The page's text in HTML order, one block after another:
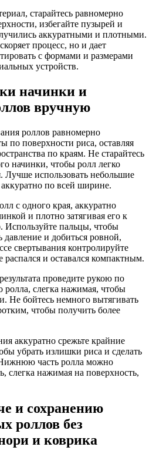
старайтесь равномерно
избегайте пузырей и
аккуратными и плотными.
процесс, но и дает
с формами и размерами
устройств.
начинки и
вручную
роллов равномерно
по поверхности риса, оставляя
по краям. Не старайтесь
начинки, чтобы ролл легко
Лучше использовать небольшие
по всей ширине.
с одного края, аккуратно
и плотно затягивая его к
пальцы, чтобы
давление и добиться ровной,
свертывания контролируйте
и оставался компактным.
проведите рукою по
ролла, слегка нажимая, чтобы
Не бойтесь немного вытягивать
чтобы получить более
аккуратно срежьте крайние
убрать излишки риса и сделать
часть ролла можно
слегка нажимая на поверхность,
и сохранению
роллов без
и коврика